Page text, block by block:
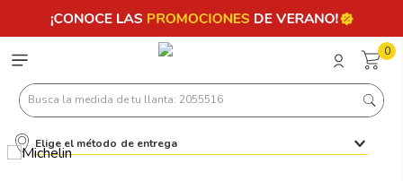
0
Busca la medida de tu llanta: 2055516
Elige el método de entrega
Términos más buscados